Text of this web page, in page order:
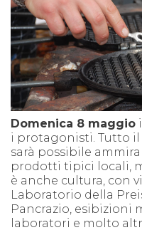
Domenica 8 maggio
i protagonisti. Tutto il
sarà possibile
prodotti tipici locali,
è anche cultura, con
Laboratorio della
Pancrazio, esibizioni
laboratori e molto